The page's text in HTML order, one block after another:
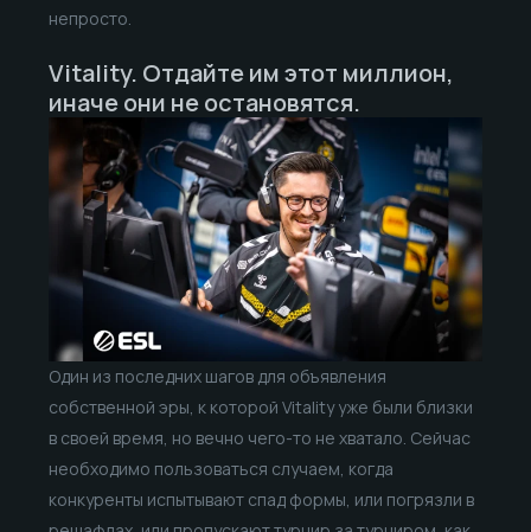
непросто.
Vitality. Отдайте им этот миллион,
иначе они не остановятся.
Один из последних шагов для объявления
собственной эры, к которой Vitality уже были близки
в своей время, но вечно чего-то не хватало. Сейчас
необходимо пользоваться случаем, когда
конкуренты испытывают спад формы, или погрязли в